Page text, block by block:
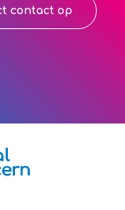
contact op